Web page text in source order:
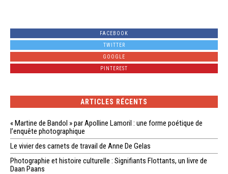
FACEBOOK
TWITTER
GOOGLE
PINTEREST
ARTICLES RÉCENTS
« Martine de Bandol » par Apolline Lamoril : une forme poétique de
l’enquête photographique
Le vivier des carnets de travail de Anne De Gelas
Photographie et histoire culturelle : Signifiants Flottants, un livre de
Daan Paans